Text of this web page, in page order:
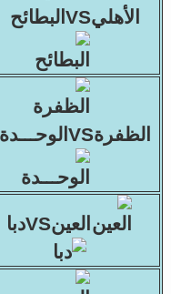
الأهليVSالبطائح
الظفرةVSالوحـــدة
العينVSدبا